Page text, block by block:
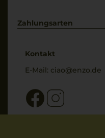
Bewertungs-Richtlinien
Zahlungsarten
Kontakt
E-Mail: ciao@enzo.de